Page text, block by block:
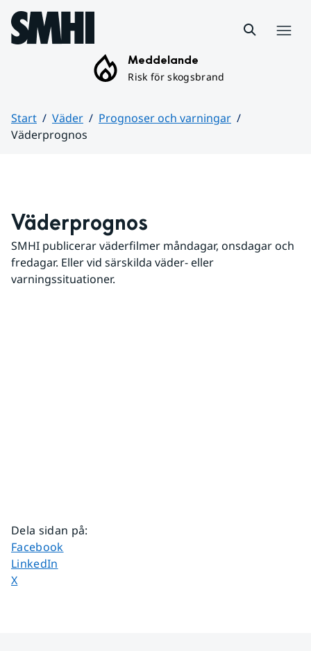
Hoppa till sidans innehåll
Meddelande
Risk för skogsbrand
Start Väder
Prognoser och varningar
Väderprognos
Väderprognos
SMHI publicerar väderfilmer måndagar, onsdagar och
fredagar. Eller vid särskilda väder- eller
varningssituationer.
Dela sidan på:
Dela sidan på
Facebook
Dela sidan på
LinkedIn
Dela sidan på
X